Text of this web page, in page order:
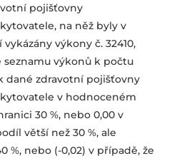
pojišťovny
na něž byly v
výkony č. 32410,
seznamu výkonů k počtu
zdravotní pojišťovny
v hodnoceném
30 %, nebo 0,00 v
větší než 30 %, ale
%, nebo (-0,02) v případě, že